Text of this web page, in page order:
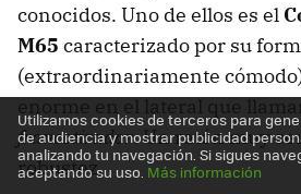
conocidos. Uno de ellos es el
M65 caracterizado por su
(extraordinariamente
enorme en el lateral que
francotirador. Un ratón muy
robustez.
Utilizamos cookies de terceros para
de audiencia y mostrar publicidad
analizando tu navegación. Si sigues
aceptando su uso. Más información